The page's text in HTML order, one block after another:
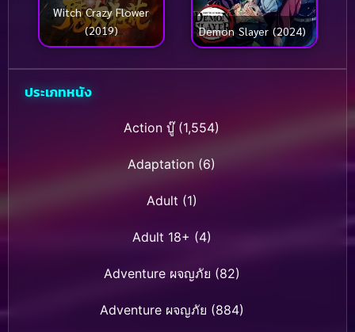
Witch Crazy Flower
(2019)
Demon Slayer (2024)
ประเภทหนัง
Action บู๊(1,554)
Adaptation (6)
Adult (1)
Adult 18+ (4)
Adventure ผจญภัย (82)
Adventure ผจญภัย (884)